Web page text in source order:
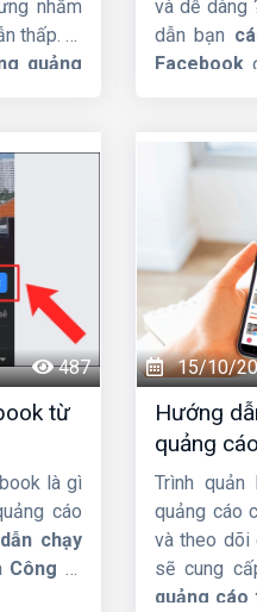
nhắm
thấp. Vì
quảng
và dễ dàng
dẫn bạn
Facebook
487
từ
là gì
cáo
chạy
Công ty
15/10/
Hướng
quảng
Trình
quảng cáo
và theo dõi
sẽ cung
quảng